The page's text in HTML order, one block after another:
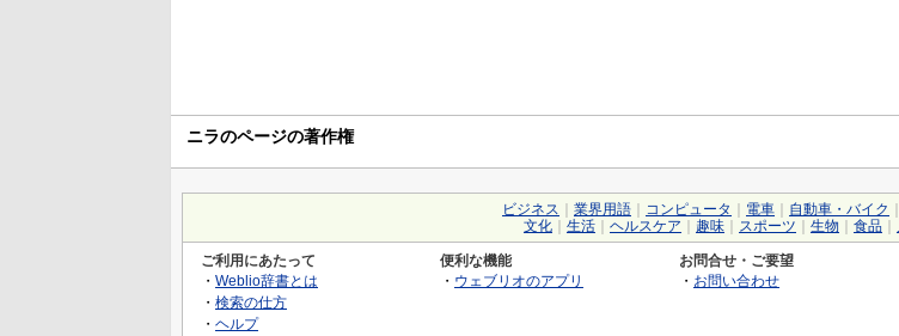
ニラのページの著作権
ビジネス 業界用語 コンピュータ 電車 自動車・バイク
文化
生活 ヘルスケア 趣味 スポーツ 生物 食品
ご利用にあたって
・ Weblio辞書とは
・ 検索の仕方
・ ヘルプ
便利な機能
・ ウェブリオのアプリ
お問合せ・ご要望
・ お問い合わせ